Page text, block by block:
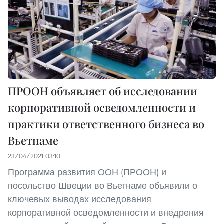
ПРООН объявляет об исследовании
корпоративной осведомленности и
практики ответственного бизнеса во
Вьетнаме
23/04/2021 03:10
Программа развития ООН (ПРООН) и
посольство Швеции во Вьетнаме объявили о
ключевых выводах исследования
корпоративной осведомленности и внедрения